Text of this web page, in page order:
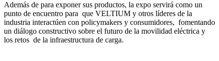
Además de para exponer sus productos, la expo servirá como un
punto de encuentro para que VELTIUM y otros líderes de la
industria interactúen con policymakers y consumidores, fomentando
un diálogo constructivo sobre el futuro de la movilidad eléctrica y
los retos de la infraestructura de carga.